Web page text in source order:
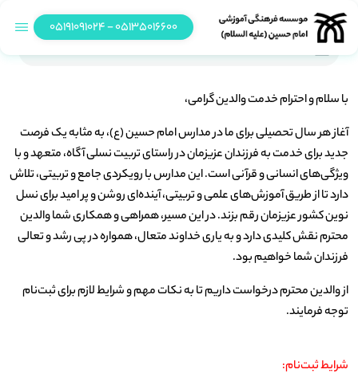
05135016600 - 05191091024
با سلام و احترام خدمت والدین گرامی،
آغاز هر سال تحصیلی برای ما در مدارس امام حسین (ع)، به مثابه یک فرصت
جدید برای خدمت به فرزندان عزیزمان در راستای تربیت نسلی آگاه، متعهد و با
ویژگی‌های انسانی و قرآنی است. این مدارس با رویکردی جامع و تربیتی، تلاش
دارد تا از طریق آموزش‌های علمی و تربیتی، آینده‌ای روشن و پر امید برای نسل
نوین کشور عزیزمان رقم بزند. در این مسیر، همراهی و همکاری شما والدین
محترم نقش کلیدی دارد و به یاری خداوند متعال، همواره در پی رشد و تعالی
فرزندان شما خواهیم بود.
از والدین محترم درخواست داریم تا به نکات مهم و شرایط لازم برای ثبت‌نام
توجه فرمایند.
شرایط ثبت‌نام: